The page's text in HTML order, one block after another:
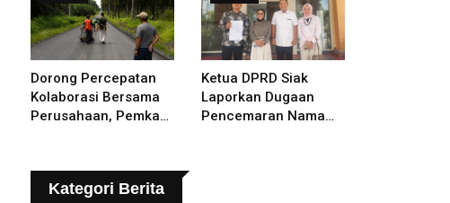
Dorong Percepatan
Kolaborasi Bersama
Perusahaan, Pemkab
Yang Rusak
Ketua DPRD Siak
Laporkan Dugaan
Pencemaran Nama
Kategori Berita